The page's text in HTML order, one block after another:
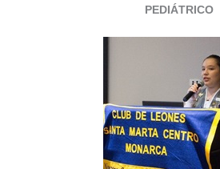
PEDIÁTRICO